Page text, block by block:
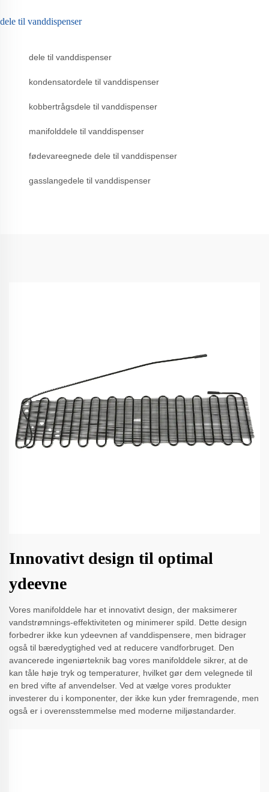
dele til vanddispenser
dele til vanddispenser
kondensatordele til vanddispenser
kobbertrågsdele til vanddispenser
manifolddele til vanddispenser
fødevareegnede dele til vanddispenser
gasslangedele til vanddispenser
Innovativt design til optimal
ydeevne
Vores manifolddele har et innovativt design, der maksimerer
vandstrømnings-effektiviteten og minimerer spild. Dette design
forbedrer ikke kun ydeevnen af vanddispensere, men bidrager
også til bæredygtighed ved at reducere vandforbruget. Den
avancerede ingeniørteknik bag vores manifolddele sikrer, at de
kan tåle høje tryk og temperaturer, hvilket gør dem velegnede til
en bred vifte af anvendelser. Ved at vælge vores produkter
investerer du i komponenter, der ikke kun yder fremragende, men
også er i overensstemmelse med moderne miljøstandarder.